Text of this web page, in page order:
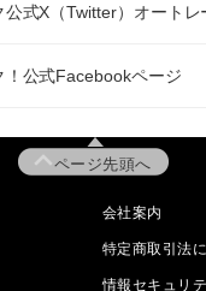
公式X（Twitter）オートレ
！公式Facebookページ
ページ先頭へ
会社案内
特定商取引法
情報セキュリ